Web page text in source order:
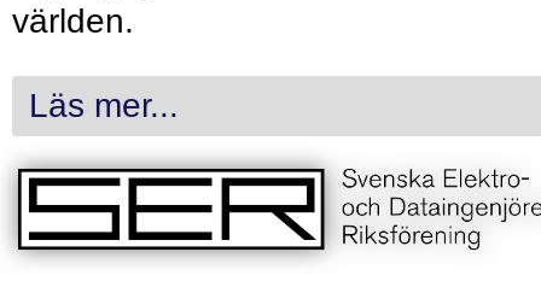
världen.
Läs mer...